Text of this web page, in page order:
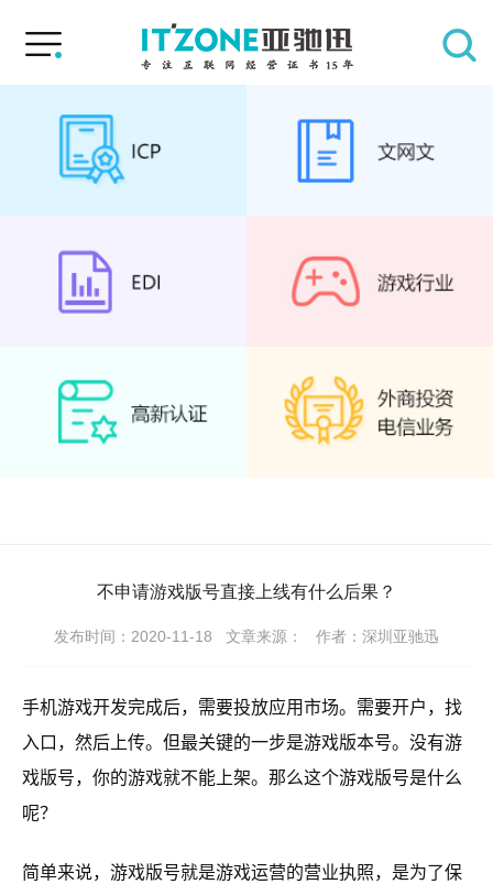
不申请游戏版号直接上线有什么后果？
发布时间：2020-11-18 文章来源： 作者：深圳亚驰迅
手机游戏开发完成后，需要投放应用市场。需要开户，找
入口，然后上传。但最关键的一步是游戏版本号。没有游
戏版号，你的游戏就不能上架。那么这个游戏版号是什么
呢？
简单来说，游戏版号就是游戏运营的营业执照，是为了保